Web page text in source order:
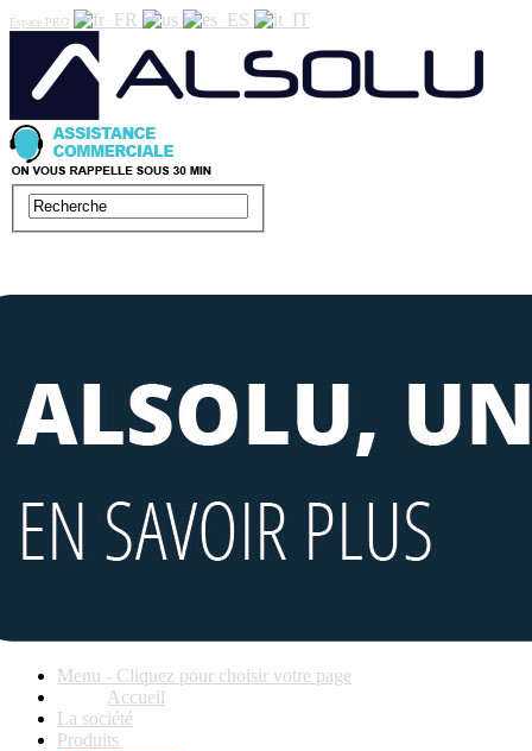
Espace PRO
Menu - Cliquez pour choisir votre page
Accueil
La société
Produits